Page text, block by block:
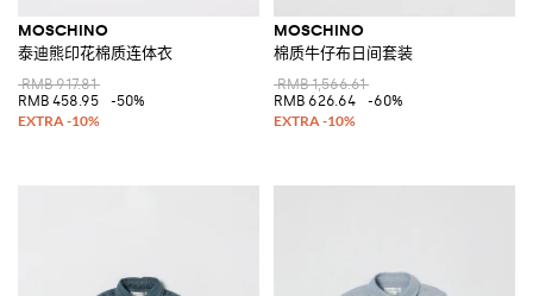
MOSCHINO
泰迪熊印花棉质连体衣
RMB 917.81
RMB 458.95
-50%
MOSCHINO
棉质牛仔布日间套装
RMB 1,566.61
RMB 626.64
-60%